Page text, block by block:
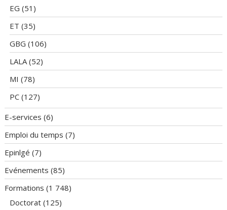
EG (51)
ET (35)
GBG (106)
LALA(52)
MI (78)
PC (127)
E-services (6)
Emploi du temps (7)
Epinlgé (7)
Evénements (85)
Formations (1 748)
Doctorat (125)